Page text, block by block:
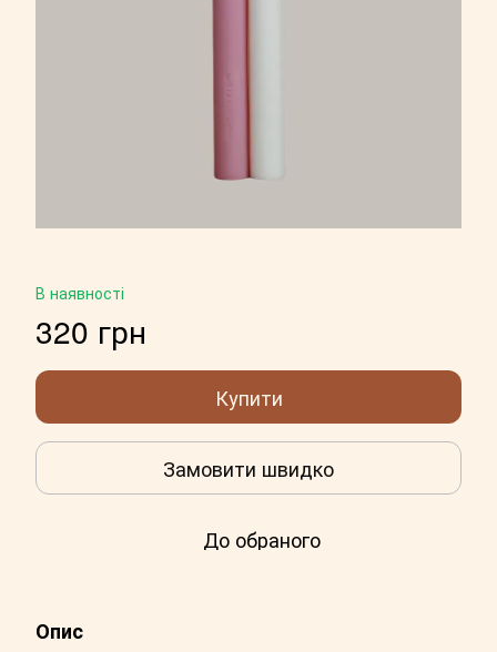
В наявності
320 грн
Купити
Замовити швидко
До обраного
Опис